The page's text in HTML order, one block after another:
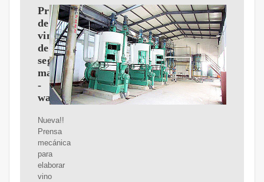
Prensa
de
vino
de
segunda
mano
-
wallapop
Nueva!!
Prensa
mecánica
para
elaborar
vino